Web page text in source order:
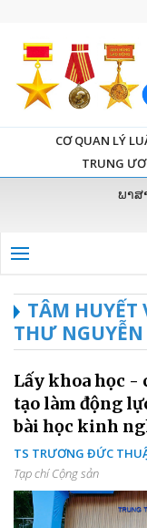
CƠ QUAN LÝ
TRUNG
ພາສ
TÂM HUYẾT
THƯ
Lấy khoa học -
tạo làm động
bài học kinh
TS TRƯƠNG ĐỨC
Tạp chí Cộng sản